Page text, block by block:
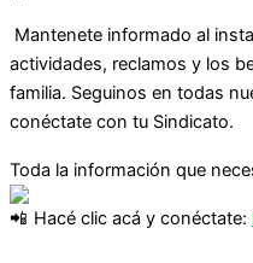
Mantenete informado al
actividades, reclamos y los
familia. Seguinos en todas
conéctate con tu Sindicato.
Toda la información que
Hacé clic acá y conéctate: